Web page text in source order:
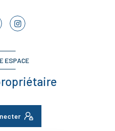
ESPACE